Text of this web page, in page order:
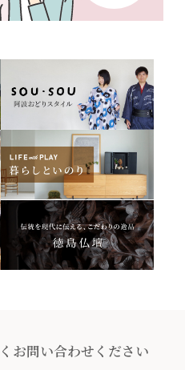
お問い合わせください